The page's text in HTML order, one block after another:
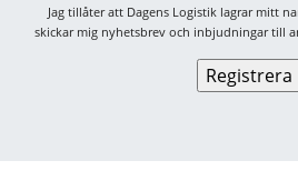
Jag tillåter att Dagens Logistik lagrar mitt
skickar mig nyhetsbrev och inbjudningar till